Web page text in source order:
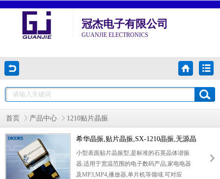
冠杰电子有限公司
GUANJIE ELECTRONICS
首页 产品中心 1210贴片晶振
希华晶振,贴片晶振,SX-1210晶振,无源晶
振
小型表面贴片晶振型,是标准的石英晶体谐振
器,适用于宽温范围的电子数码产品,家电电器
及MP3,MP4,播放器,单片机等领域.可对应